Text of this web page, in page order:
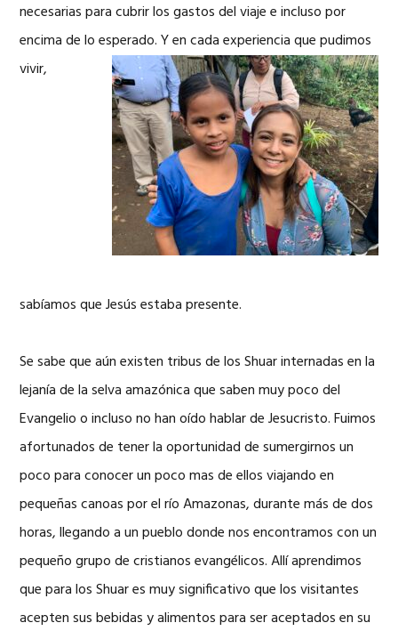
necesarias para cubrir los gastos del viaje e incluso por
encima de lo esperado. Y en cadaexperiencia que pudimos
vivir,
sabíamos que Jesús estaba presente.
Se sabe que aún existen tribus de los Shuar internadas en la
lejanía de la selva amazónica que saben muy poco del
Evangelio o incluso no han oído hablar de Jesucristo. Fuimos
afortunados de tener la oportunidad de sumergirnos un
poco para conocer un poco mas de ellos viajando en
pequeñas canoas por el río Amazonas, durante más de dos
horas, llegando a un pueblo donde nos encontramos con un
pequeño grupo de cristianos evangélicos. Allí aprendimos
que para los Shuar es muy significativo que los visitantes
acepten sus bebidas y alimentos para ser aceptados en su